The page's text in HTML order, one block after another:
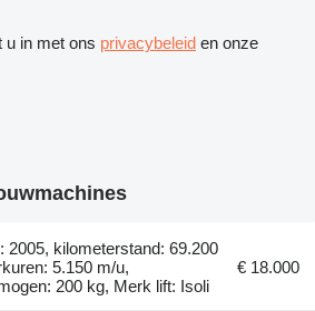
u in met ons privacybeleid en onze
2005, kilometerstand: 69.200
5.150 m/u,
200 kg, Merk lift: Isoli
€ 18.000